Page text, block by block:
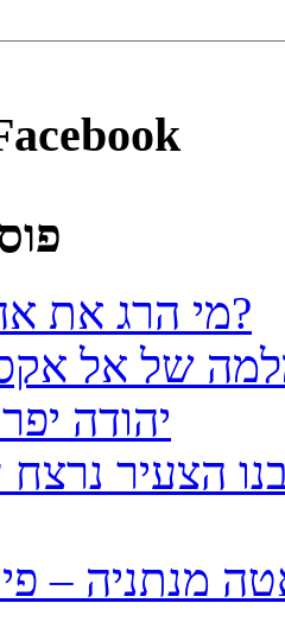
מי הרג את אהוביה סנדק?
של אל
יהודה
הצעיר
מנתניה –